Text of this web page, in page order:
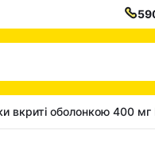
вкриті оболонкою 400